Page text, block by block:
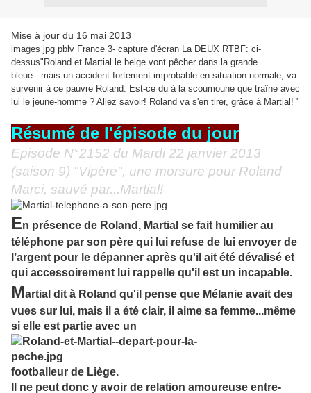
Mise à jour du 16 mai 2013
images jpg pblv France 3- capture d'écran La DEUX RTBF: ci-
dessus"Roland et Martial le belge vont pêcher dans la grande
bleue...mais un accident fortement improbable en situation normale, va
survenir à ce pauvre Roland. Est-ce du à la scoumoune que traîne avec
lui le jeune-homme ? Allez savoir! Roland va s'en tirer, grâce à Martial! "
Résumé de l'épisode du jour
Episode N°2152 du Mardi 22 janvier 2013
(saison 9) "Vipère", une morsure pour Roland
Marci, sauvé par...Martial!
En présence de Roland, Martial se fait humilier au
téléphone par son père qui lui refuse de lui envoyer de
l’argent pour le dépanner après qu'il ait été dévalisé et
qui accessoirement lui rappelle qu'il est un incapable.
Martial dit à Roland qu'il pense que Mélanie avait des
vues sur lui, mais il a été clair, il aime sa femme...même
si elle est partie avec un
footballeur de Liège.
Il ne peut donc y avoir de relation amoureuse entre-